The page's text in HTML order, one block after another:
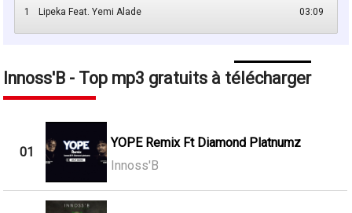
1 03:09
Lipeka Feat. Yemi Alade
Innoss'B - Top mp3 gratuits à télécharger
01
YOPE Remix Ft Diamond Platnumz
Innoss'B